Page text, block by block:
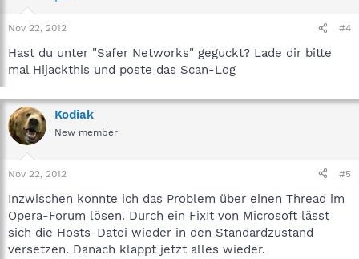
Nov 22, 2012 #4
Hast du unter "Safer Networks" geguckt? Lade dir bitte
mal Hijackthis und poste das Scan-Log
Kodiak
New member
Nov 22, 2012 #5
Inzwischen konnte ich das Problem über einen Thread im
Opera-Forum lösen. Durch ein FixIt von Microsoft lässt
sich die Hosts-Datei wieder in den Standardzustand
versetzen. Danach klappt jetzt alles wieder.